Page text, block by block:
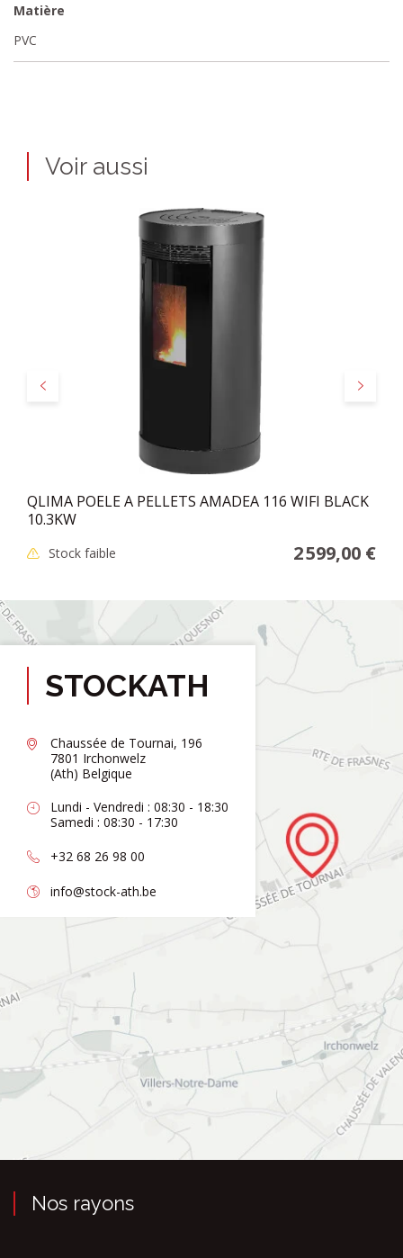
Matière
PVC
Voir aussi
Précédent Suivant
QLIMA POELE A PELLETS AMADEA 116 WIFI BLACK
10.3KW
Stock faible 2 599,00 €
STOCKATH
Chaussée de Tournai, 196
7801 Irchonwelz
(Ath) Belgique
Lundi - Vendredi : 08:30 - 18:30
Samedi : 08:30 - 17:30
+32 68 26 98 00
info@stock-ath.be
Nos rayons